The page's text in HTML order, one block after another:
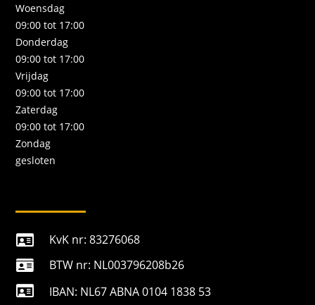
Woensdag
09:00 tot 17:00
Donderdag
09:00 tot 17:00
Vrijdag
09:00 tot 17:00
Zaterdag
09:00 tot 17:00
Zondag
gesloten

KvK nr: 83276068

BTW nr: NL003796208b26

IBAN: NL67 ABNA 0104 1838 53